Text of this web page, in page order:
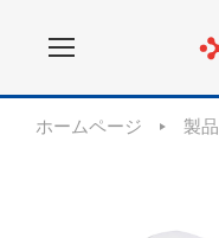
ホームページ 製品